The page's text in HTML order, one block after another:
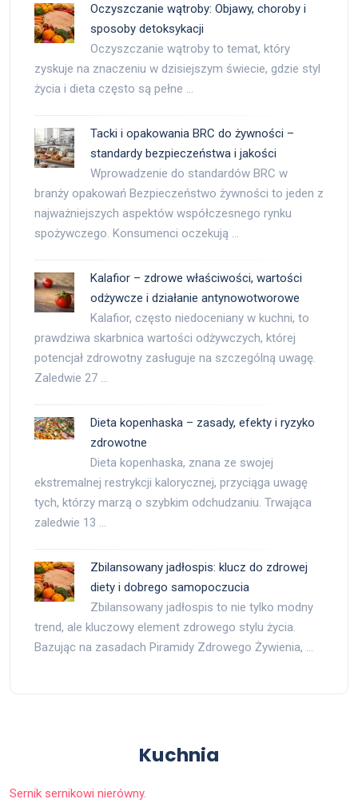
Oczyszczanie wątroby: Objawy, choroby i
sposoby detoksykacji
Oczyszczanie wątroby to temat, który
zyskuje na znaczeniu w dzisiejszym świecie, gdzie styl
życia i dieta często są pełne …
Tacki i opakowania BRC do żywności –
standardy bezpieczeństwa i jakości
Wprowadzenie do standardów BRC w
branży opakowań Bezpieczeństwo żywności to jeden z
najważniejszych aspektów współczesnego rynku
spożywczego. Konsumenci oczekują …
Kalafior – zdrowe właściwości, wartości
odżywcze i działanie antynowotworowe
Kalafior, często niedoceniany w kuchni, to
prawdziwa skarbnica wartości odżywczych, której
potencjał zdrowotny zasługuje na szczególną uwagę.
Zaledwie 27 …
Dieta kopenhaska – zasady, efekty i ryzyko
zdrowotne
Dieta kopenhaska, znana ze swojej
ekstremalnej restrykcji kalorycznej, przyciąga uwagę
tych, którzy marzą o szybkim odchudzaniu. Trwająca
zaledwie 13 …
Zbilansowany jadłospis: klucz do zdrowej
diety i dobrego samopoczucia
Zbilansowany jadłospis to nie tylko modny
trend, ale kluczowy element zdrowego stylu życia.
Bazując na zasadach Piramidy Zdrowego Żywienia, …
Kuchnia
Sernik sernikowi nierówny.